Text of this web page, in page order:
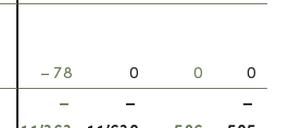
– 78 0 0
0
–
–
–